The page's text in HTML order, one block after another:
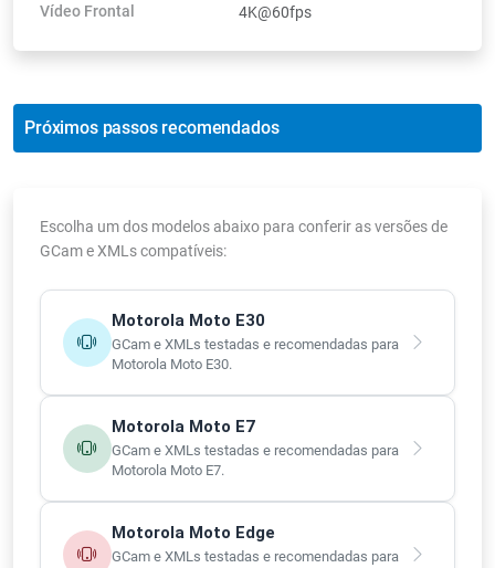
Vídeo Frontal
4K@60fps
Próximos passos recomendados
Escolha um dos modelos abaixo para conferir as versões de
GCam e XMLs compatíveis:
Motorola Moto E30
GCam e XMLs testadas e recomendadas para
Motorola Moto E30.
Motorola Moto E7
GCam e XMLs testadas e recomendadas para
Motorola Moto E7.
Motorola Moto Edge
GCam e XMLs testadas e recomendadas para